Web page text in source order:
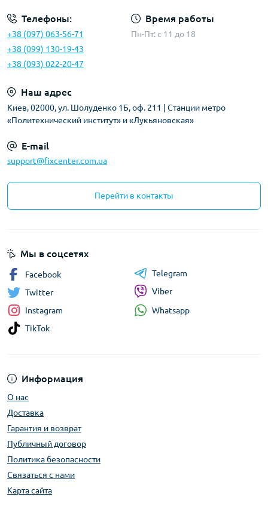
Телефоны:
+38 (097) 063-56-71
+38 (099) 130-19-43
+38 (093) 022-20-47
Время работы
Пн-Пт: c 11 до 18
Наш адрес
Киев, 02000, ул. Шолуденко 1Б, оф. 211 | Станции метро
«Политехнический институт» и «Лукьяновская»
E-mail
support@fixcenter.com.ua
Перейти в контакты
Информация
О нас
Доставка
Гарантия и возврат
Публичный договор
Политика безопасности
Связаться с нами
Карта сайта
Мы в соцсетях
Facebook
Twitter
Instagram
TikTok
Telegram
Viber
Whatsapp